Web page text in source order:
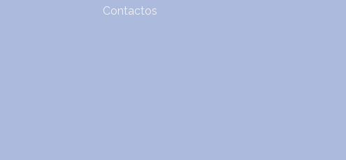
Contactos